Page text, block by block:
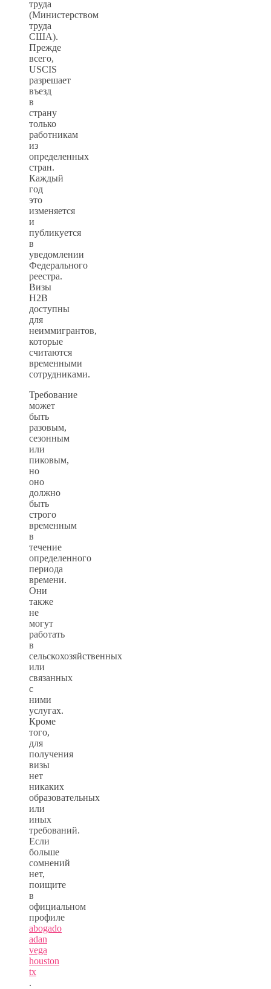
труда
(Министерством
труда
США).
Прежде
всего,
USCIS
разрешает
въезд
в
страну
только
работникам
из
определенных
стран.
Каждый
год
это
изменяется
и
публикуется
в
уведомлении
Федерального
реестра.
Визы
H2B
доступны
для
неиммигрантов,
которые
считаются
временными
сотрудниками.
Требование
может
быть
разовым,
сезонным
или
пиковым,
но
оно
должно
быть
строго
временным
в
течение
определенного
периода
времени.
Они
также
не
могут
работать
в
сельскохозяйственных
или
связанных
с
ними
услугах.
Кроме
того,
для
получения
визы
нет
никаких
образовательных
или
иных
требований.
Если
больше
сомнений
нет,
поищите
в
официальном
профиле
abogado
adan
vega
houston
tx
.